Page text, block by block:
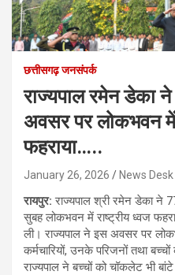
छत्तीसगढ़ जनसंपर्क
राज्यपाल रमेन डेका
अवसर पर लोकभवन में
फहराया…..
January 26, 2026 News Desk
रायपुर: राज्यपाल श्री रमेन डेका
सुबह लोकभवन में राष्ट्रीय ध्वज
ली। राज्यपाल ने इस अवसर पर
कर्मचारियों, उनके परिजनों तथा
राज्यपाल ने बच्चों को चॉकलेट भी